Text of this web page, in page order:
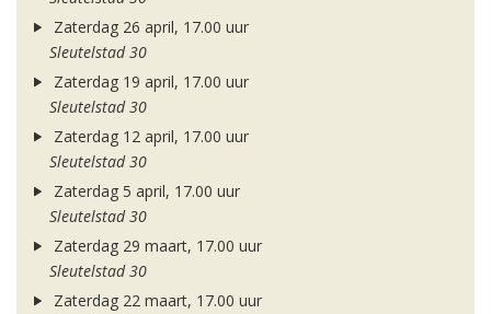
Zaterdag 26 april, 17.00 uur
Sleutelstad 30
Zaterdag 19 april, 17.00 uur
Sleutelstad 30
Zaterdag 12 april, 17.00 uur
Sleutelstad 30
Zaterdag 5 april, 17.00 uur
Sleutelstad 30
Zaterdag 29 maart, 17.00 uur
Sleutelstad 30
Zaterdag 22 maart, 17.00 uur